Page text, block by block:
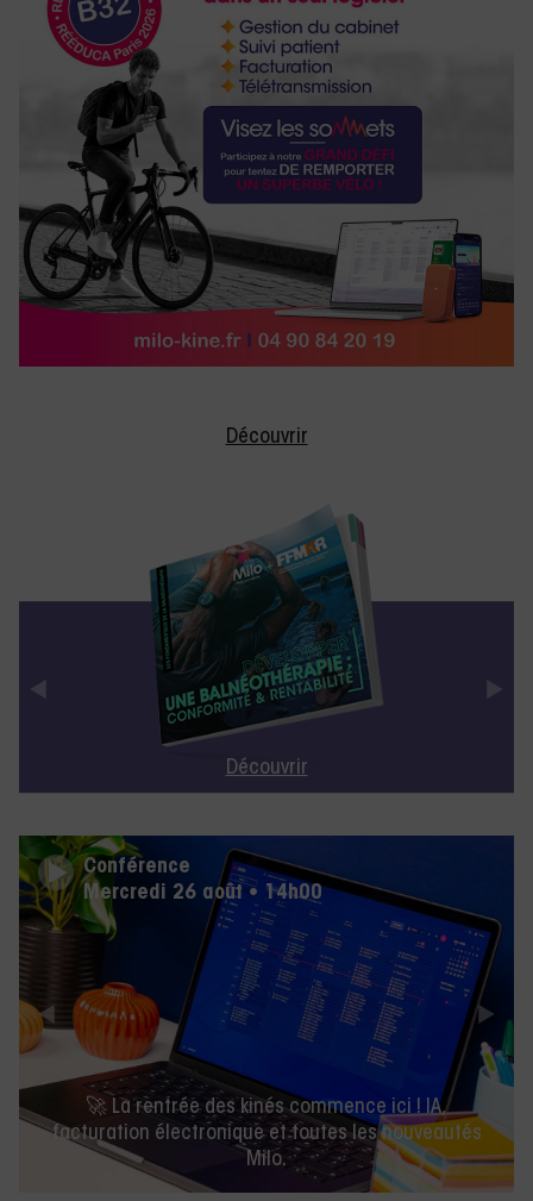
Découvrir
Découvrir
Conférence
Mercredi 26 août • 14h00
🚀 La rentrée des kinés commence ici ! IA,
facturation électronique et toutes les nouveautés
Milo.